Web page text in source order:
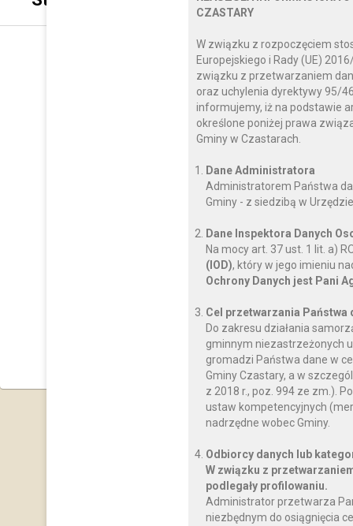
Skład zespołu
Strategię rozwoju gminy Czastary na lata 2014 – 2020
Przewodniczący
Dariusz Rejman – Wójt
prof. nadzw. UŁ dr hab.
dr Mariusz E.
Wiesław Bednarek – Sekretarz
Elżbieta Augustyniak –
Magdalena Wabnic – Inspektor ds.
Barbara Wolna - Inspektor ds.
Strategia Rozwoju Gminy Czastary na lata
CZASTARY
W związku z rozpoczęciem
Europejskiego i Rady (UE)
związku z przetwarzaniem
oraz uchylenia dyrektywy 95/
informujemy, iż na podstawie
określone poniżej prawa
Gminy w Czastarach.
Dane Administratora
Administratorem Państwa
Gminy - z siedzibą w
Dane Inspektora Danych
Na mocy art. 37 ust. 1 lit. a)
(IOD), który w jego imieniu
Ochrony Danych jest Pani
Cel przetwarzania Państwa
Do zakresu działania
gminnym niezastrzeżonych
gromadzi Państwa dane w
Gminy Czastary, a w
z 2018 r., poz. 994 ze zm.).
ustaw kompetencyjnych
nadrzędne wobec Gminy.
Odbiorcy danych lub
W związku z
podlegały profilowaniu.
Administrator przetwarza
niezbędnym do osiągnięcia